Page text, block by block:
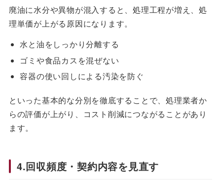
廃油に水分や異物が混入すると、処理工程が増え、処
理単価が上がる原因になります。
水と油をしっかり分離する
ゴミや食品カスを混ぜない
容器の使い回しによる汚染を防ぐ
といった基本的な分別を徹底することで、処理業者か
らの評価が上がり、コスト削減につながることがあり
ます。
4.回収頻度・契約内容を見直す